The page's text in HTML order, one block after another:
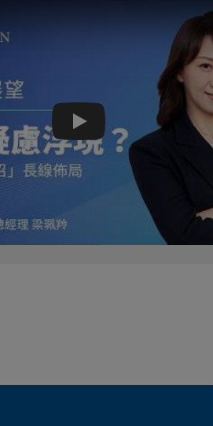
Play: Keynote (Google I/O '18)